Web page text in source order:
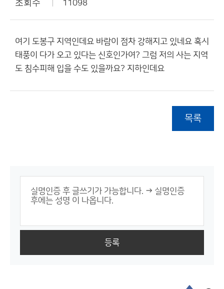
조회수 11098
여기 도봉구 지역인데요 바람이 점차 강해지고 있네요 혹시
태풍이 다가 오고 있다는 신호인가여? 그럼 저의 사는 지역
도 침수피해 입을 수도 있을까요? 지하인데요
목록
등록